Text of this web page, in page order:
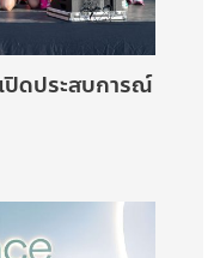
ปิดประสบการณ์